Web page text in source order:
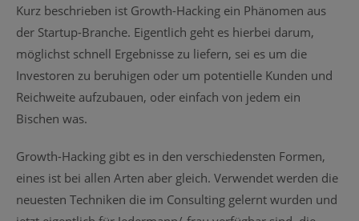
Kurz beschrieben ist Growth-Hacking ein Phänomen aus
der Startup-Branche. Eigentlich geht es hierbei darum,
möglichst schnell Ergebnisse zu liefern, sei es um die
Investoren zu beruhigen oder um potentielle Kunden und
Reichweite aufzubauen, oder einfach von jedem ein
Bischen was.
Growth-Hacking gibt es in den verschiedensten Formen,
eines ist bei allen Arten aber gleich. Verwendet werden die
neuesten Techniken die im Consulting gelernt wurden und